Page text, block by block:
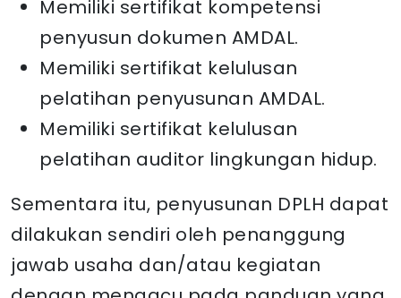
Memiliki sertifikat kompetensi
penyusun dokumen AMDAL.
Memiliki sertifikat kelulusan
pelatihan penyusunan AMDAL.
Memiliki sertifikat kelulusan
pelatihan auditor lingkungan hidup.
Sementara itu, penyusunan DPLH dapat
dilakukan sendiri oleh penanggung
jawab usaha dan/atau kegiatan